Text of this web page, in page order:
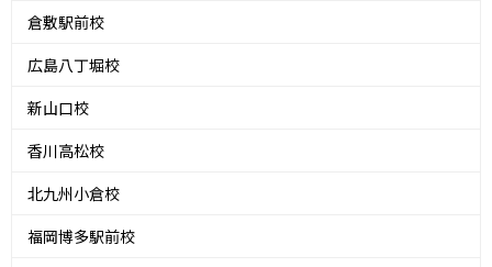
倉敷駅前校
広島八丁堀校
新山口校
香川高松校
北九州小倉校
福岡博多駅前校